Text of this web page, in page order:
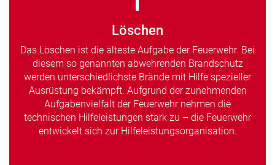
Löschen
Das Löschen ist die älteste Aufgabe der Feuerwehr. Bei
diesem so genannten abwehrenden Brandschutz
werden unterschiedlichste Brände mit Hilfe spezieller
Ausrüstung bekämpft. Aufgrund der zunehmenden
Aufgabenvielfalt der Feuerwehr nehmen die
technischen Hilfeleistungen stark zu – die Feuerwehr
entwickelt sich zur Hilfeleistungsorganisation.